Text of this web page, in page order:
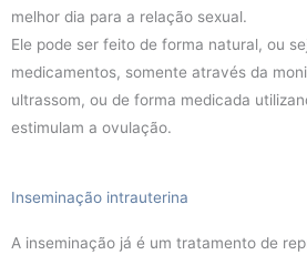
melhor dia para a relação sexual.
Ele pode ser feito de forma natural, ou
medicamentos, somente através da
ultrassom, ou de forma medicada
estimulam a ovulação.
Inseminação intrauterina
A inseminação já é um tratamento de